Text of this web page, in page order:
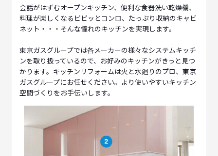
会話がはずむオープンキッチン、便利な食器洗い乾燥機、
料理が楽しくなるピピッとコンロ、たっぷり収納のキャビ
ネット・・・そんな憧れのキッチンを実現します。
東京ガスグループでは各メーカーの様々なシステムキッチ
ンを取り扱っているので、お好みのキッチンがきっと見つ
かります。キッチンリフォームは火と水廻りのプロ、東京
ガスグループにお任せください。より使いやすいキッチン
空間づくりをお手伝いします。